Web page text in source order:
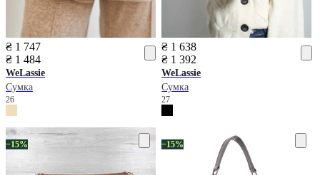
₴ 1 747
₴ 1 484
WeLassie
Сумка
26
₴ 1 638
₴ 1 392
WeLassie
Сумка
27
−15% −15%